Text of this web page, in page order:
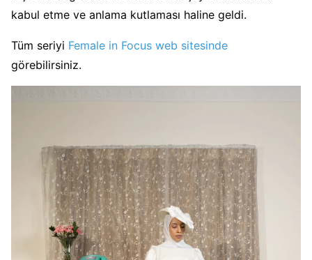
kabul etme ve anlama kutlaması haline geldi.
Tüm seriyi Female in Focus web sitesinde
görebilirsiniz.